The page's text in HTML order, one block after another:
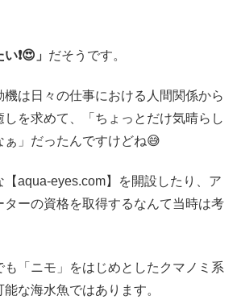
❗😍」 だそうです。
は日々の仕事における人間関係から
しを求めて、「ちょっとだけ気晴らし
ぁ」だったんですけどね😅
【aqua-eyes.com】を開設したり、ア
ターの資格を取得するなんて当時は考
「ニモ」をはじめとしたクマノミ系
な海水魚ではあります。